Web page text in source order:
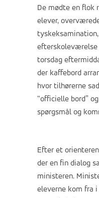
De mødte en flok
elever,
efterskoleværelse
torsdag
der kaffebord
hvor tilhørerne
“officielle bord”
spørgsmål og
Efter et
der en fin dialog
ministeren.
eleverne kom fra